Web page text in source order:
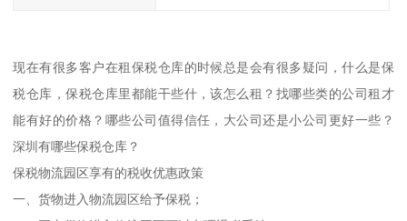
现在有很多客户在租保税仓库的时候总是会有很多疑问，什么是保
税仓库，保税仓库里都能干些什，该怎么租？找哪些类的公司租才
能有好的价格？哪些公司值得信任，大公司还是小公司更好一些？
深圳有哪些保税仓库？
保税物流园区享有的税收优惠政策
一、货物进入物流园区给予保税；